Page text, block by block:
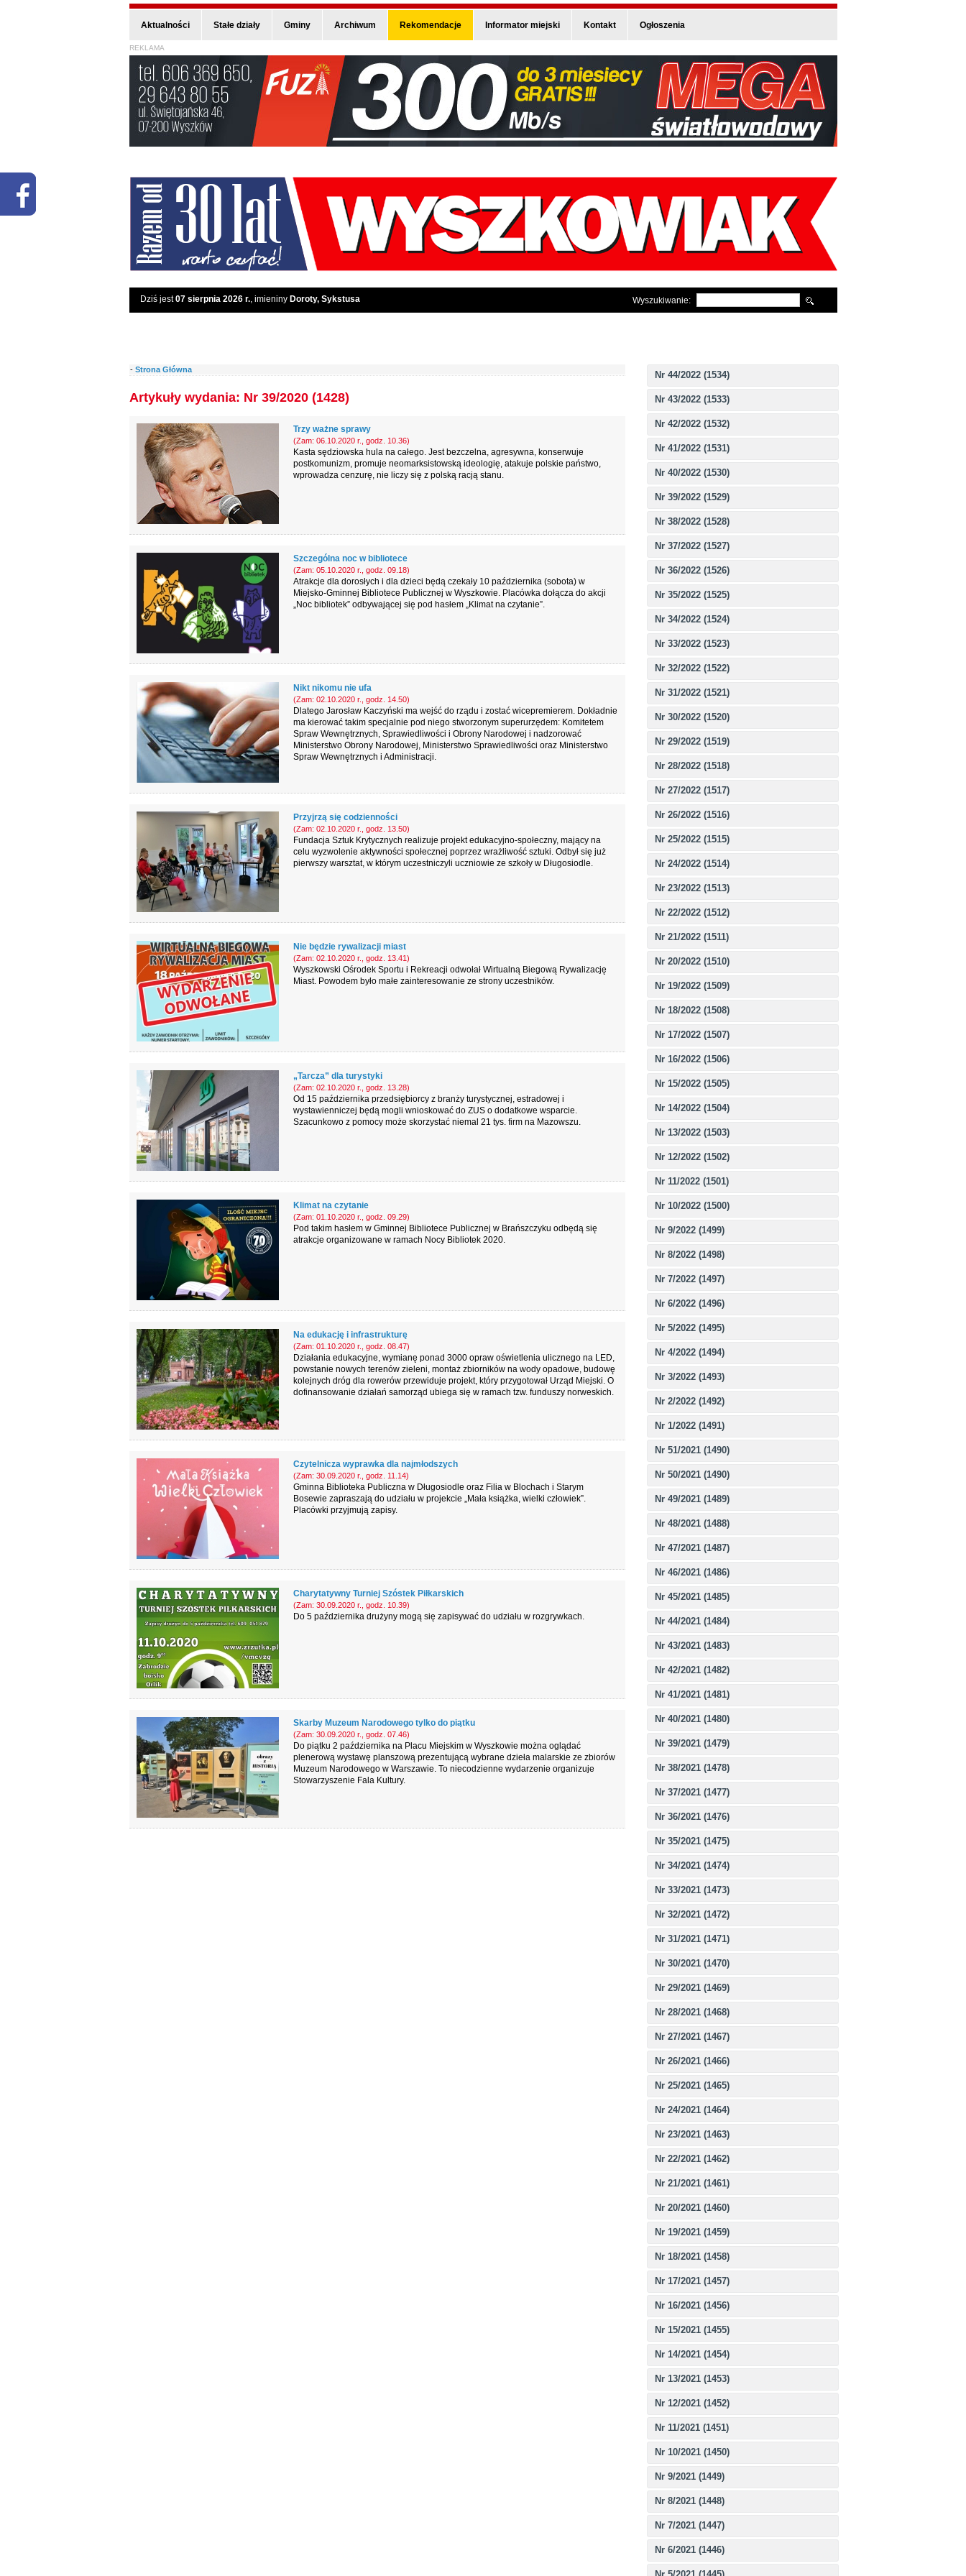
Aktualności Stałe działy Gminy Archiwum Rekomendacje Informator miejski Kontakt Ogłoszenia
REKLAMA
Dziś jest07 sierpnia 2026 r., imieniny Doroty, Sykstusa Wyszukiwanie:
Nr 44/2022 (1534)
Nr 43/2022 (1533)
Nr 42/2022 (1532)
Nr 41/2022 (1531)
Nr 40/2022 (1530)
Nr 39/2022 (1529)
Nr 38/2022 (1528)
Nr 37/2022 (1527)
Nr 36/2022 (1526)
Nr 35/2022 (1525)
Nr 34/2022 (1524)
Nr 33/2022 (1523)
Nr 32/2022 (1522)
Nr 31/2022 (1521)
Nr 30/2022 (1520)
Nr 29/2022 (1519)
Nr 28/2022 (1518)
Nr 27/2022 (1517)
Nr 26/2022 (1516)
Nr 25/2022 (1515)
Nr 24/2022 (1514)
Nr 23/2022 (1513)
Nr 22/2022 (1512)
Nr 21/2022 (1511)
Nr 20/2022 (1510)
Nr 19/2022 (1509)
Nr 18/2022 (1508)
Nr 17/2022 (1507)
Nr 16/2022 (1506)
Nr 15/2022 (1505)
Nr 14/2022 (1504)
Nr 13/2022 (1503)
Nr 12/2022 (1502)
Nr 11/2022 (1501)
Nr 10/2022 (1500)
Nr 9/2022 (1499)
Nr 8/2022 (1498)
Nr 7/2022 (1497)
Nr 6/2022 (1496)
Nr 5/2022 (1495)
Nr 4/2022 (1494)
Nr 3/2022 (1493)
Nr 2/2022 (1492)
Nr 1/2022 (1491)
Nr 51/2021 (1490)
Nr 50/2021 (1490)
Nr 49/2021 (1489)
Nr 48/2021 (1488)
Nr 47/2021 (1487)
Nr 46/2021 (1486)
Nr 45/2021 (1485)
Nr 44/2021 (1484)
Nr 43/2021 (1483)
Nr 42/2021 (1482)
Nr 41/2021 (1481)
Nr 40/2021 (1480)
Nr 39/2021 (1479)
Nr 38/2021 (1478)
Nr 37/2021 (1477)
Nr 36/2021 (1476)
Nr 35/2021 (1475)
Nr 34/2021 (1474)
Nr 33/2021 (1473)
Nr 32/2021 (1472)
Nr 31/2021 (1471)
Nr 30/2021 (1470)
Nr 29/2021 (1469)
Nr 28/2021 (1468)
Nr 27/2021 (1467)
Nr 26/2021 (1466)
Nr 25/2021 (1465)
Nr 24/2021 (1464)
Nr 23/2021 (1463)
Nr 22/2021 (1462)
Nr 21/2021 (1461)
Nr 20/2021 (1460)
Nr 19/2021 (1459)
Nr 18/2021 (1458)
Nr 17/2021 (1457)
Nr 16/2021 (1456)
Nr 15/2021 (1455)
Nr 14/2021 (1454)
Nr 13/2021 (1453)
Nr 12/2021 (1452)
Nr 11/2021 (1451)
Nr 10/2021 (1450)
Nr 9/2021 (1449)
Nr 8/2021 (1448)
Nr 7/2021 (1447)
Nr 6/2021 (1446)
- Strona Główna
Artykuły wydania: Nr 39/2020 (1428)
Trzy ważne sprawy
(Zam: 06.10.2020 r., godz. 10.36)
Kasta sędziowska hula na całego. Jest bezczelna, agresywna, konserwuje
postkomunizm, promuje neomarksistowską ideologię, atakuje polskie państwo,
wprowadza cenzurę, nie liczy się z polską racją stanu.
Szczególna noc w bibliotece
(Zam: 05.10.2020 r., godz. 09.18)
Atrakcje dla dorosłych i dla dzieci będą czekały 10 października (sobota) w
Miejsko-Gminnej Bibliotece Publicznej w Wyszkowie. Placówka dołącza do akcji
„Noc bibliotek” odbywającej się pod hasłem „Klimat na czytanie”.
Nikt nikomu nie ufa
(Zam: 02.10.2020 r., godz. 14.50)
Dlatego Jarosław Kaczyński ma wejść do rządu i zostać wicepremierem. Dokładnie
ma kierować takim specjalnie pod niego stworzonym superurzędem: Komitetem
Spraw Wewnętrznych, Sprawiedliwości i Obrony Narodowej i nadzorować
Ministerstwo Obrony Narodowej, Ministerstwo Sprawiedliwości oraz Ministerstwo
Spraw Wewnętrznych i Administracji.
Przyjrzą się codzienności
(Zam: 02.10.2020 r., godz. 13.50)
Fundacja Sztuk Krytycznych realizuje projekt edukacyjno-społeczny, mający na
celu wyzwolenie aktywności społecznej poprzez wrażliwość sztuki. Odbył się już
pierwszy warsztat, w którym uczestniczyli uczniowie ze szkoły w Długosiodle.
Nie będzie rywalizacji miast
(Zam: 02.10.2020 r., godz. 13.41)
Wyszkowski Ośrodek Sportu i Rekreacji odwołał Wirtualną Biegową Rywalizację
Miast. Powodem było małe zainteresowanie ze strony uczestników.
„Tarcza” dla turystyki
(Zam: 02.10.2020 r., godz. 13.28)
Od 15 października przedsiębiorcy z branży turystycznej, estradowej i
wystawienniczej będą mogli wnioskować do ZUS o dodatkowe wsparcie.
Szacunkowo z pomocy może skorzystać niemal 21 tys. firm na Mazowszu.
Klimat na czytanie
(Zam: 01.10.2020 r., godz. 09.29)
Pod takim hasłem w Gminnej Bibliotece Publicznej w Brańszczyku odbędą się
atrakcje organizowane w ramach Nocy Bibliotek 2020.
Na edukację i infrastrukturę
(Zam: 01.10.2020 r., godz. 08.47)
Działania edukacyjne, wymianę ponad 3000 opraw oświetlenia ulicznego na LED,
powstanie nowych terenów zieleni, montaż zbiorników na wody opadowe, budowę
kolejnych dróg dla rowerów przewiduje projekt, który przygotował Urząd Miejski. O
dofinansowanie działań samorząd ubiega się w ramach tzw. funduszy norweskich.
Czytelnicza wyprawka dla najmłodszych
(Zam: 30.09.2020 r., godz. 11.14)
Gminna Biblioteka Publiczna w Długosiodle oraz Filia w Blochach i Starym
Bosewie zapraszają do udziału w projekcie „Mała książka, wielki człowiek”.
Placówki przyjmują zapisy.
Charytatywny Turniej Szóstek Piłkarskich
(Zam: 30.09.2020 r., godz. 10.39)
Do 5 października drużyny mogą się zapisywać do udziału w rozgrywkach.
Skarby Muzeum Narodowego tylko do piątku
(Zam: 30.09.2020 r., godz. 07.46)
Do piątku 2 października na Placu Miejskim w Wyszkowie można oglądać
plenerową wystawę planszową prezentującą wybrane dzieła malarskie ze zbiorów
Muzeum Narodowego w Warszawie. To niecodzienne wydarzenie organizuje
Stowarzyszenie Fala Kultury.